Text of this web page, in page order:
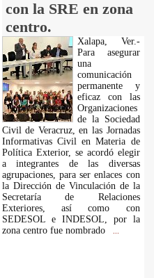
con la SRE en zona
centro.
Xalapa, Ver.-
Para asegurar
una
comunicación
permanente y
eficaz con las
Organizaciones
de la Sociedad
Civil de Veracruz, en las Jornadas
Informativas Civil en Materia de
Política Exterior, se acordó elegir
a integrantes de las diversas
agrupaciones, para ser enlaces con
la Dirección de Vinculación de la
Secretaría de Relaciones
Exteriores, así como con
SEDESOL e INDESOL, por la
zona centro fue nombrado